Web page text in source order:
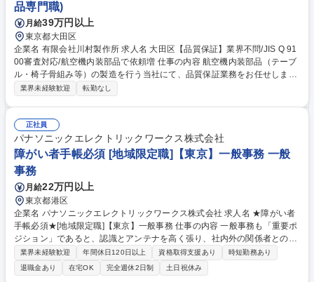
イラストレーター】コナミグループ/制作～ディレクション担当
品専門職)
月給39万円以上
東京都大田区
企業名 有限会社川村製作所 求人名 大田区【品質保証】業界不問/JIS Q 91
00審査対応/航空機内装部品で依頼増 仕事の内容 航空機内装部品（テーブ
ル・椅子骨組み等）の製造を行う当社にて、品質保証業務をお任せしま
す。年1回のJIS Q 9100審査対応や顧客監査対応を中心に、社内の品質管
書、関連文書の整備・改訂管理 ■顧客監査対応および、不具合発生時の是
正・予防処置（CAPA）の推進 ■データ整理、外部委託先の品質管理 ■品
質保証業務を優先とし、状況によっては検査員業務も兼任いただきます。
ノギス、マイクロメーターでの検査を主に実施し、使用経験があれば三次
元測定機を中心にお任せします。 募集職種 大田区【品質保証】業界不問/J
IS Q 9100審査対応/航空機内装部品で依頼増
業界未経験歓迎 転勤なし
正社員
パナソニックエレクトリックワークス株式会社
障がい者手帳必須 [地域限定職]【東京】一般事務 一般
事務
月給22万円以上
東京都港区
企業名 パナソニックエレクトリックワークス株式会社 求人名 ★障がい者
手帳必須★[地域限定職]【東京】一般事務 仕事の内容 一般事務も「重要ポ
ジション」であると、認識とアンテナを高く張り、社内外の関係者とのコ
ミュニケーションを密に取って各種業務推進いただきます。 【具体的な仕
事内容】 一般事務(庶務含む)全般をお任せします。 各種資料作成、各種会
議(WEB含む)の実施調整と当日設営および運営、備品発注、伝票処理、自
業界未経験歓迎 年間休日120日以上 資格取得支援あり
時短勤務あり
退職金あり
在宅OK 完全週休2日制 土日祝休み